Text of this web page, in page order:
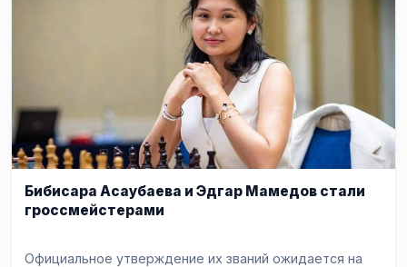
Бибисара Асаубаева и Эдгар Мамедов стали
гроссмейстерами
Официальное утверждение их званий ожидается на